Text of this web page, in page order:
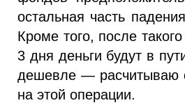
остальная часть
Кроме того, после
3 дня деньги будут в
дешевле — расчитываю
на этой операции.